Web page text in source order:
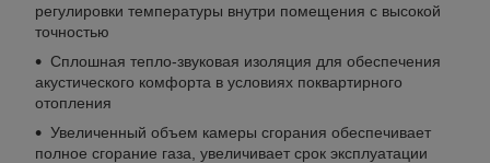
регулировки температуры внутри помещения с высокой
точностью
Сплошная тепло-звуковая изоляция для обеспечения
акустического комфорта в условиях поквартирного
отопления
Увеличенный объем камеры сгорания обеспечивает
полное сгорание газа, увеличивает срок эксплуатации